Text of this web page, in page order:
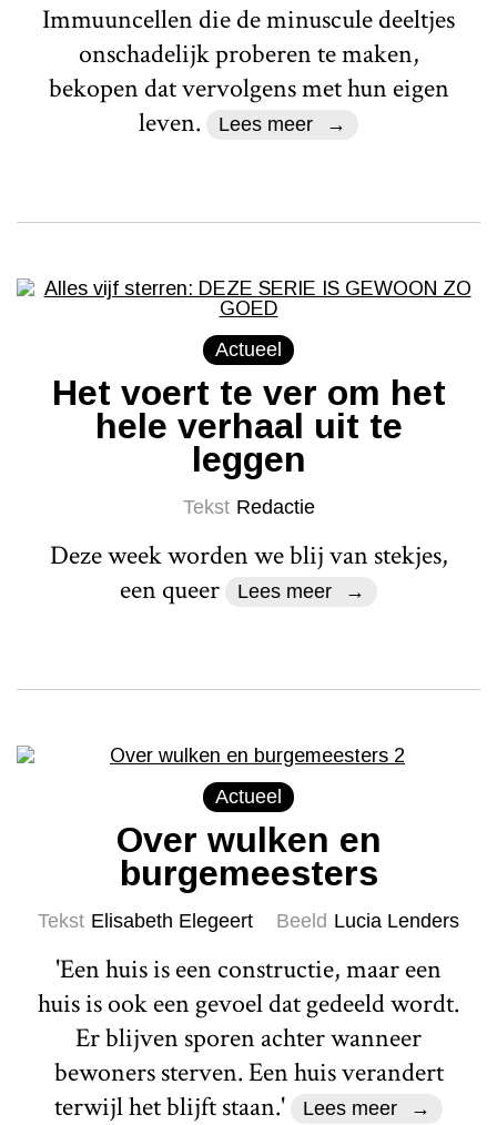
Immuuncellen die de minuscule deeltjes
onschadelijk proberen te maken,
bekopen dat vervolgens met hun eigen
leven.
Lees meer
Actueel
Het voert te ver om het
hele verhaal uit te
leggen
Tekst Redactie
Deze week worden we blij van stekjes,
een queer
Lees meer
Actueel
Over wulken en
burgemeesters
Tekst Elisabeth Elegeert Beeld Lucia Lenders
'Een huis is een constructie, maar een
huis is ook een gevoel dat gedeeld wordt.
Er blijven sporen achter wanneer
bewoners sterven. Een huis verandert
terwijl het blijft staan.'
Lees meer